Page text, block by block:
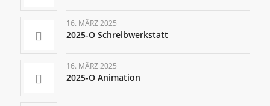
16. MÄRZ 2025
2025-O Schreibwerkstatt
16. MÄRZ 2025
2025-O Animation